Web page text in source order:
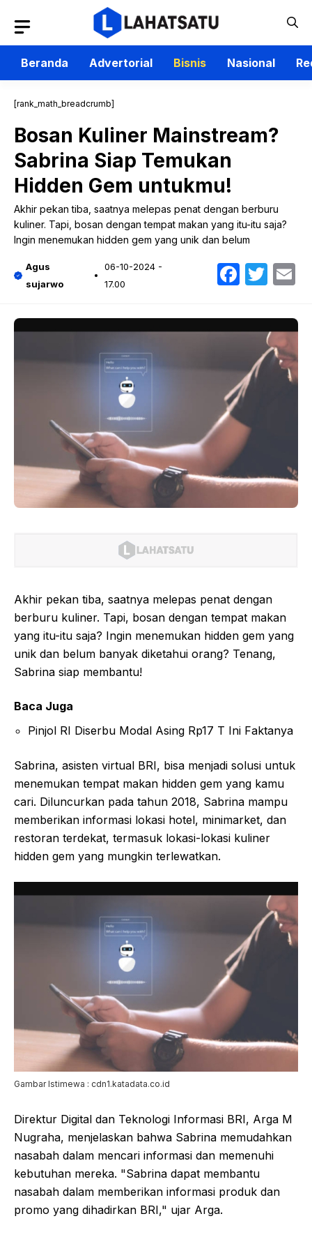
isi
Beranda
Advertorial Bisnis Nasional
[rank_math_breadcrumb]
Bosan Kuliner Mainstream?
Sabrina Siap Temukan
Hidden Gem untukmu!
Akhir pekan tiba, saatnya melepas penat dengan berburu
kuliner. Tapi, bosan dengan tempat makan yang itu-itu saja?
Ingin menemukan hidden gem yang unik dan belum
Agus
sujarwo
06-10-2024 -
17.00
Akhir pekan tiba, saatnya melepas penat dengan
berburu kuliner. Tapi, bosan dengan tempat makan
yang itu-itu saja? Ingin menemukan hidden gem yang
unik dan belum banyak diketahui orang? Tenang,
Sabrina siap membantu!
Baca Juga
Pinjol RI Diserbu Modal Asing Rp17 T Ini Faktanya
Sabrina, asisten virtual BRI, bisa menjadi solusi untuk
menemukan tempat makan hidden gem yang kamu
cari. Diluncurkan pada tahun 2018, Sabrina mampu
memberikan informasi lokasi hotel, minimarket, dan
restoran terdekat, termasuk lokasi-lokasi kuliner
hidden gem yang mungkin terlewatkan.
Gambar Istimewa : cdn1.katadata.co.id
Direktur Digital dan Teknologi Informasi BRI, Arga M
Nugraha, menjelaskan bahwa Sabrina memudahkan
nasabah dalam mencari informasi dan memenuhi
kebutuhan mereka. "Sabrina dapat membantu
nasabah dalam memberikan informasi produk dan
promo yang dihadirkan BRI," ujar Arga.